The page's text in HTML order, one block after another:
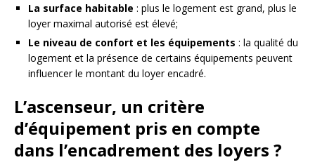
La surface habitable : plus le logement est grand, plus le
loyer maximal autorisé est élevé;
Le niveau de confort et les équipements : la qualité du
logement et la présence de certains équipements peuvent
influencer le montant du loyer encadré.
L’ascenseur, un critère
d’équipement pris en compte
dans l’encadrement des loyers ?